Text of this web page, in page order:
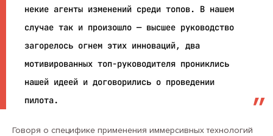
некие агенты изменений среди топов. В нашем
случае так и произошло — высшее руководство
загорелось огнем этих инноваций, два
мотивированных топ-руководителя прониклись
нашей идеей и договорились о проведении
пилота.
Говоря о специфике применения иммерсивных технологий